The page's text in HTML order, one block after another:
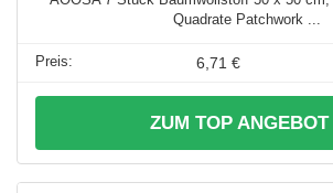
Quadrate Patchwork ...
6,71 €
ZUM TOP ANGEBOT